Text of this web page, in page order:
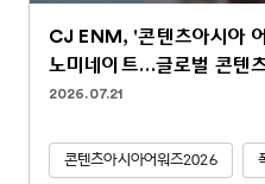
CJ ENM, '콘텐츠아시아
노미네이트…글로벌 콘텐
2026.07.21
콘텐츠아시아어워즈2026